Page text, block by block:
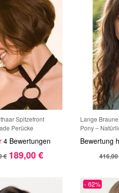
Spitzefront
Perücke
4 Bewertungen
€ 189,00 €
Lange
Pony –
Wig,
Bewertung
- 62%